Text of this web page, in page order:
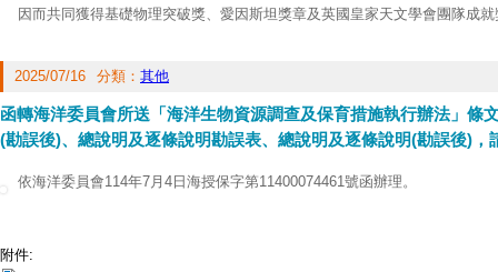
因而共同獲得基礎物理突破獎、愛因斯坦獎章及英國皇家天文學會團隊成就
2、地點：中央研究院人文社會科學館三樓國際會議廳
3、講題：Black Holes: Where Disciplines Cross （黑洞：跨越學科的交會
4、檢送演講海報電子檔1份，洽詢專線：（02）27899895，中央研究院國
2025/07/16 分類： 其他
函轉海洋委員會所送「海洋生物資源調查及保育措施執行辦法」條
(勘誤後)、總說明及逐條說明勘誤表、總說明及逐條說明(勘誤後)，
依海洋委員會114年7月4日海授保字第11400074461號函辦理。
附件: